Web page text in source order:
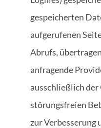
gespeicherten
aufgerufenen
Abrufs,
anfragende
ausschließlich
störungsfreien
zur Verbesserung